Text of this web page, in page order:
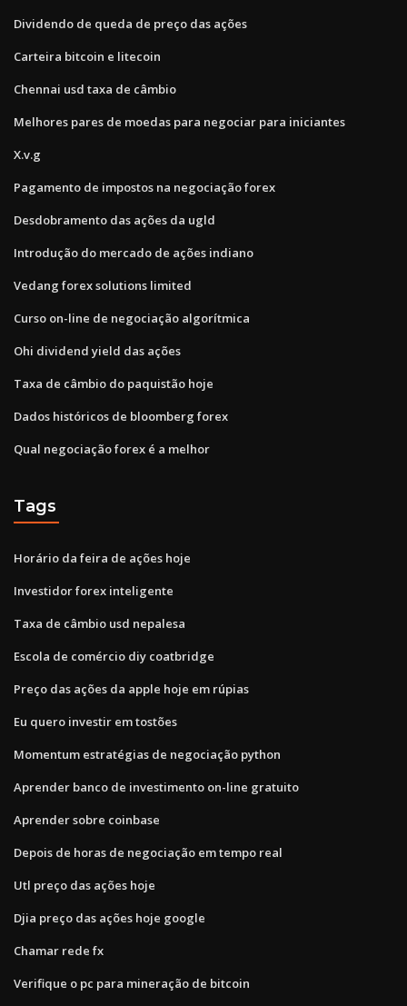
Dividendo de queda de preço das ações
Carteira bitcoin e litecoin
Chennai usd taxa de câmbio
Melhores pares de moedas para negociar para iniciantes
X.v.g
Pagamento de impostos na negociação forex
Desdobramento das ações da ugld
Introdução do mercado de ações indiano
Vedang forex solutions limited
Curso on-line de negociação algorítmica
Ohi dividend yield das ações
Taxa de câmbio do paquistão hoje
Dados históricos de bloomberg forex
Qual negociação forex é a melhor
Tags
Horário da feira de ações hoje
Investidor forex inteligente
Taxa de câmbio usd nepalesa
Escola de comércio diy coatbridge
Preço das ações da apple hoje em rúpias
Eu quero investir em tostões
Momentum estratégias de negociação python
Aprender banco de investimento on-line gratuito
Aprender sobre coinbase
Depois de horas de negociação em tempo real
Utl preço das ações hoje
Djia preço das ações hoje google
Chamar rede fx
Verifique o pc para mineração de bitcoin